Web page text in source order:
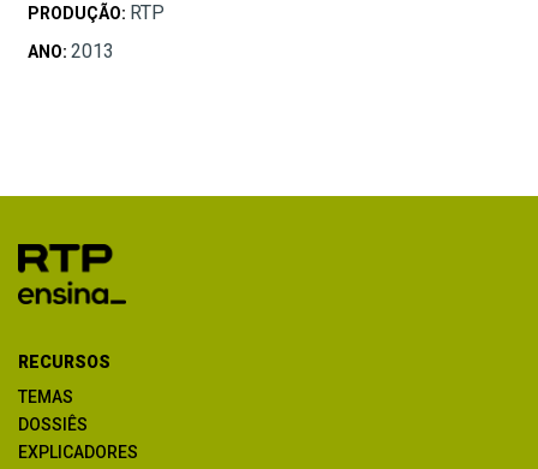
PRODUÇÃO: RTP
ANO: 2013
RECURSOS
TEMAS
DOSSIÊS
EXPLICADORES